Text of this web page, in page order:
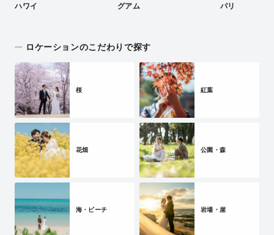
ハワイ グアム パリ
ロケーションのこだわりで探す
桜 紅葉
花畑 公園・森
海・ビーチ 岩場・崖